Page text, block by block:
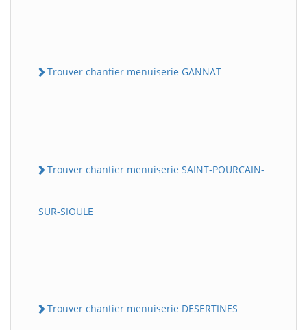
Trouver chantier menuiserie GANNAT
Trouver chantier menuiserie SAINT-POURCAIN-
SUR-SIOULE
Trouver chantier menuiserie DESERTINES